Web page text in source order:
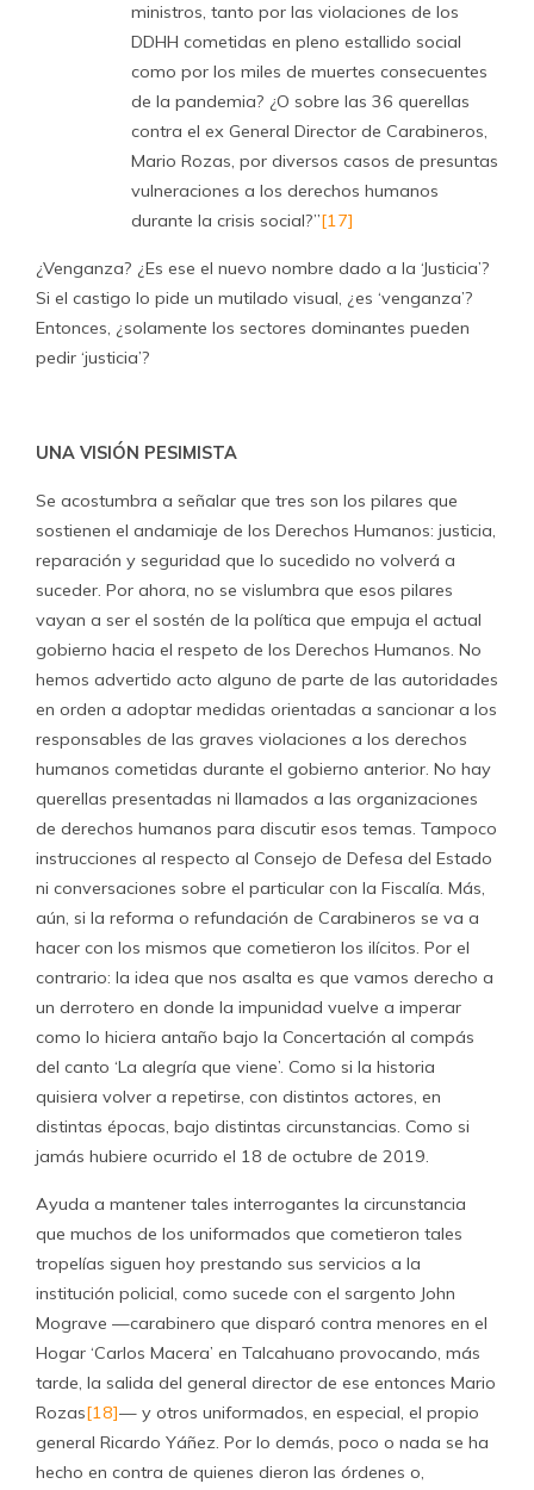
ministros, tanto por las violaciones de los
DDHH cometidas en pleno estallido social
como por los miles de muertes consecuentes
de la pandemia? ¿O sobre las 36 querellas
contra el ex General Director de Carabineros,
Mario Rozas, por diversos casos de presuntas
vulneraciones a los derechos humanos
durante la crisis social?”[17]
¿Venganza? ¿Es ese el nuevo nombre dado a la ‘Justicia’?
Si el castigo lo pide un mutilado visual, ¿es ‘venganza’?
Entonces, ¿solamente los sectores dominantes pueden
pedir ‘justicia’?
UNA VISIÓN PESIMISTA
Se acostumbra a señalar que tres son los pilares que
sostienen el andamiaje de los Derechos Humanos: justicia,
reparación y seguridad que lo sucedido no volverá a
suceder. Por ahora, no se vislumbra que esos pilares
vayan a ser el sostén de la política que empuja el actual
gobierno hacia el respeto de los Derechos Humanos. No
hemos advertido acto alguno de parte de las autoridades
en orden a adoptar medidas orientadas a sancionar a los
responsables de las graves violaciones a los derechos
humanos cometidas durante el gobierno anterior. No hay
querellas presentadas ni llamados a las organizaciones
de derechos humanos para discutir esos temas. Tampoco
instrucciones al respecto al Consejo de Defesa del Estado
ni conversaciones sobre el particular con la Fiscalía. Más,
aún, si la reforma o refundación de Carabineros se va a
hacer con los mismos que cometieron los ilícitos. Por el
contrario: la idea que nos asalta es que vamos derecho a
un derrotero en donde la impunidad vuelve a imperar
como lo hiciera antaño bajo la Concertación al compás
del canto ‘La alegría que viene’. Como si la historia
quisiera volver a repetirse, con distintos actores, en
distintas épocas, bajo distintas circunstancias. Como si
jamás hubiere ocurrido el 18 de octubre de 2019.
Ayuda a mantener tales interrogantes la circunstancia
que muchos de los uniformados que cometieron tales
tropelías siguen hoy prestando sus servicios a la
institución policial, como sucede con el sargento John
Mograve —carabinero que disparó contra menores en el
Hogar ‘Carlos Macera’ en Talcahuano provocando, más
tarde, la salida del general director de ese entonces Mario
Rozas[18]— y otros uniformados, en especial, el propio
general Ricardo Yáñez. Por lo demás, poco o nada se ha
hecho en contra de quienes dieron las órdenes o,